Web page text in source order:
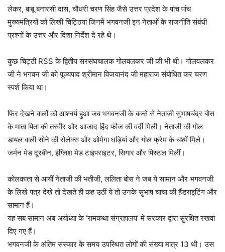
लेकर, बाबू बनारसी दास, चौधरी चरण सिंह जैसे उत्तर प्रदेश के पांच पांच
मुख्यमंत्रियों को लिखी चिट्ठियां जिनमें भगवनजी इन नेताओं के राजनीति संबंधी
प्रश्नों के उत्तर और दिशा निर्देश दे रहे थे।
कुछ चिट्ठी RSS के द्वितीय सरसंघचालक गोलवलकर जी की भी थीं। गोलवलकर
जी ने भगवन जी को पूज्यपाद श्रीमान विजयानंद जी महाराज संबोधित कर चरण
स्पर्श किया था।
फिर देखने वालों को आश्चर्य हुआ जब भगवनजी के बक्से से नेताजी सुभाषचंद्र बोस
के माता पिता की तस्वीर और आजाद हिंद फौज की वर्दी मिली। नेताजी की गोल
डायल वाली सोने की रोलेक्स और ओमेगा घड़ियां और गोल फ्रेम के चश्में मिले।
जर्मन मेड दूरबीन, इंग्लिश मेड टाइपराइटर, सिगार और पिस्टल मिलीं।
कोलकाता से आयीं नेताजी की भतीजी, ललिता बोस ने जब ये सामान और भगवनजी
के लिखे पत्र देखे तो देखते ही कह उठीं ये तो उनके सुभाष चाचा की हैंडराइटिंग और
सामान हैं।
यह सब सामान अब अयोध्या के ‘रामकथा संग्रहालय’ में सरकार द्वारा सुरक्षित रखवा
दिए गए हैं।
भगवनजी के अंतिम संस्कार के समय उपस्थित लोगों की संख्या मात्र 13 थी। उस